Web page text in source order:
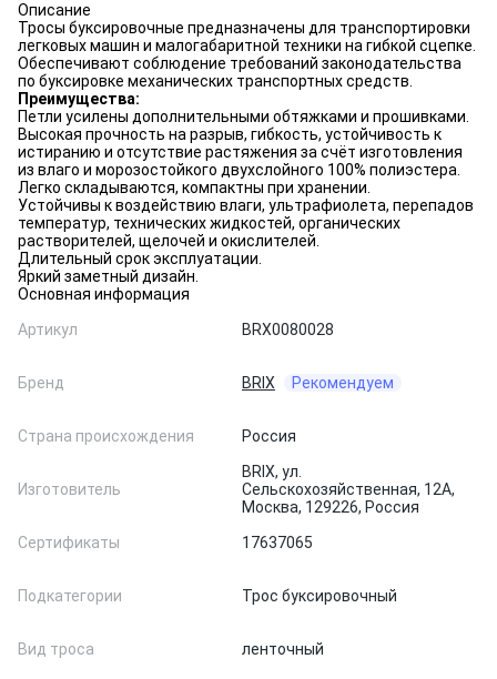
Описание
Тросы буксировочные предназначены для транспортировки
легковых машин и малогабаритной техники на гибкой сцепке.
Обеспечивают соблюдение требований законодательства
по буксировке механических транспортных средств.
Преимущества:
Петли усилены дополнительными обтяжками и прошивками.
Высокая прочность на разрыв, гибкость, устойчивость к
истиранию и отсутствие растяжения за счёт изготовления
из влаго и морозостойкого двухслойного 100% полиэстера.
Легко складываются, компактны при хранении.
Устойчивы к воздействию влаги, ультрафиолета, перепадов
температур, технических жидкостей, органических
растворителей, щелочей и окислителей.
Длительный срок эксплуатации.
Яркий заметный дизайн.
Основная информация
Артикул
BRX0080028
Бренд BRIX Рекомендуем
Страна происхождения Россия
Изготовитель
BRIX, ул.
Сельскохозяйственная, 12А,
Москва, 129226, Россия
Сертификаты
17637065
Подкатегории Трос буксировочный
Вид троса ленточный